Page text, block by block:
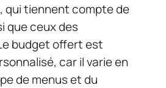
qui tiennent compte de
que ceux des
budget offert est
car il varie en
de menus et du